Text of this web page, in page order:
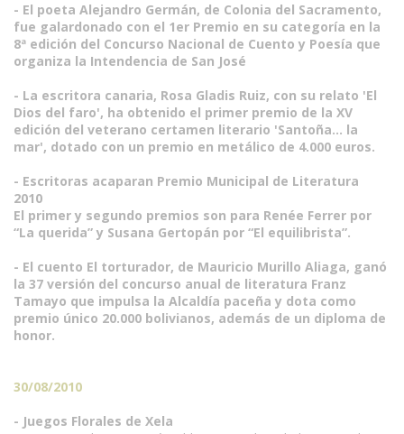
- El poeta Alejandro Germán, de Colonia del Sacramento,
fue galardonado con el 1er Premio en su categoría en la
8ª edición del Concurso Nacional de Cuento y Poesía que
organiza la Intendencia de San José
- La escritora canaria, Rosa Gladis Ruiz, con su relato 'El
Dios del faro', ha obtenido el primer premio de la XV
edición del veterano certamen literario 'Santoña... la
mar', dotado con un premio en metálico de 4.000 euros.
- Escritoras acaparan Premio Municipal de Literatura
2010
El primer y segundo premios son para Renée Ferrer por
“La querida” y Susana Gertopán por “El equilibrista”.
- El cuento El torturador, de Mauricio Murillo Aliaga, ganó
la 37 versión del concurso anual de literatura Franz
Tamayo que impulsa la Alcaldía paceña y dota como
premio único 20.000 bolivianos, además de un diploma de
honor.
30/08/2010
- Juegos Florales de Xela